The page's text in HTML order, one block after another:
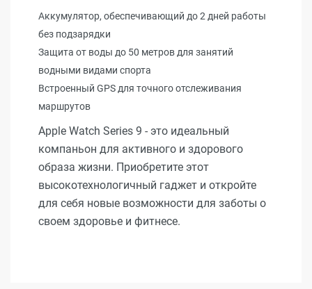
Аккумулятор, обеспечивающий до 2 дней работы
без подзарядки
Защита от воды до 50 метров для занятий
водными видами спорта
Встроенный GPS для точного отслеживания
маршрутов
Apple Watch Series 9 - это идеальный
компаньон для активного и здорового
образа жизни. Приобретите этот
высокотехнологичный гаджет и откройте
для себя новые возможности для заботы о
своем здоровье и фитнесе.